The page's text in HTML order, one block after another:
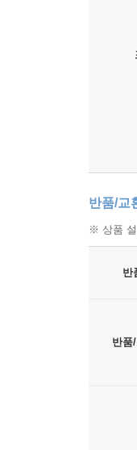
“백성
관한 글
춘추시
배계층
과 같
가 무너
9장에
이 또한
이 편
사유하
2. 무필
3. 무고
4. 무아
반품/교
※ 상품 설
반
반품